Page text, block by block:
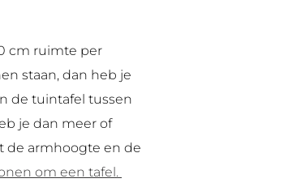
cm ruimte per
staan, dan heb je
de tuintafel tussen
je dan meer of
de armhoogte en de
om een tafel.